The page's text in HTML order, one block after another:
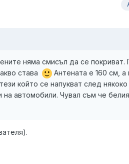
няма смисъл да се покриват.
става
Антената е 160 см, а
който се напукват след
автомобили. Чувал съм че